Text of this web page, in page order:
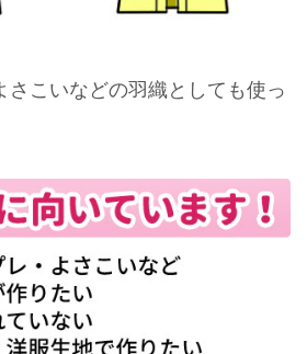
さこいなどの羽織としても使っ